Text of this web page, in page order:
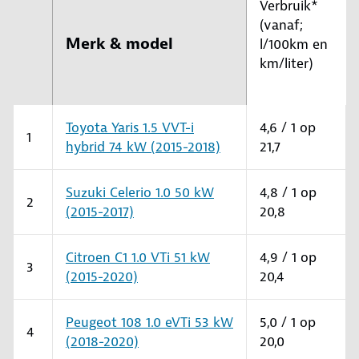
Merk & model
Verbruik*
(vanaf;
l/100km en
km/liter)
1
Toyota Yaris 1.5 VVT-i
hybrid 74 kW (2015-2018)
4,6 / 1 op
21,7
2
Suzuki Celerio 1.0 50 kW
(2015-2017)
4,8 / 1 op
20,8
3
Citroen C1 1.0 VTi 51 kW
(2015-2020)
4,9 / 1 op
20,4
4
Peugeot 108 1.0 eVTi 53 kW
(2018-2020)
5,0 / 1 op
20,0